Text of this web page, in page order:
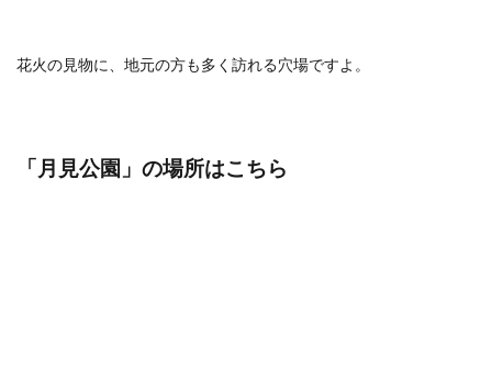
花火の見物に、地元の方も多く訪れる穴場ですよ。
「月見公園 」の場所はこちら